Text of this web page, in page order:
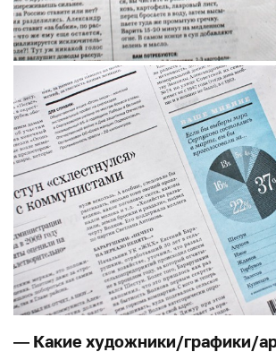
— Какие художники/графики/